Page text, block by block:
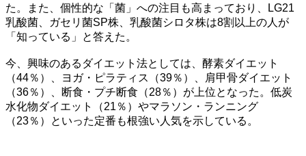
た。また、個性的な「菌」への注目も高まっており、LG21
乳酸菌、ガセリ菌SP株、乳酸菌シロタ株は8割以上の人が
「知っている」と答えた。
今、興味のあるダイエット法としては、酵素ダイエット
（44％）、ヨガ・ピラティス（39％）、肩甲骨ダイエット
（36％）、断食・プチ断食（28％）が上位となった。低炭
水化物ダイエット（21％）やマラソン・ランニング
（23％）といった定番も根強い人気を示している。